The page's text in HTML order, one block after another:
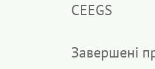
CEEGS
Завершені